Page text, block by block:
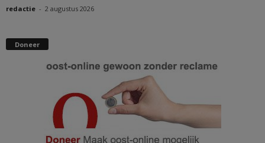
redactie - 2 augustus 2026
Doneer